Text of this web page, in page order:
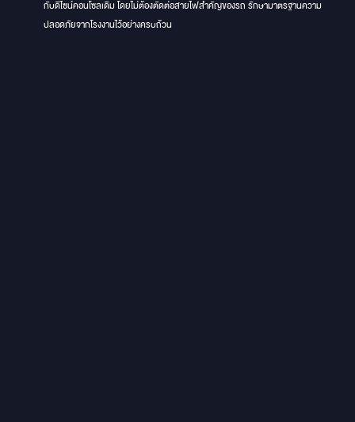
กับดีไซน์คอนโซลเดิม โดยไม่ต้องตัดต่อสายไฟสำคัญของรถ รักษามาตรฐานความ
ปลอดภัยจากโรงงานไว้อย่างครบถ้วน